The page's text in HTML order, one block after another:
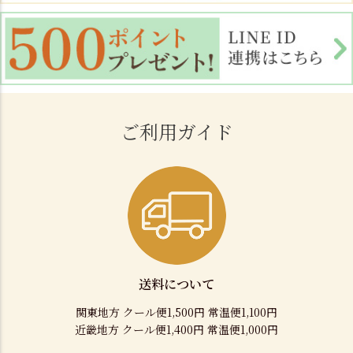
ご利用ガイド
送料について
関東地方 クール便1,500円 常温便1,100円
近畿地方 クール便1,400円 常温便1,000円